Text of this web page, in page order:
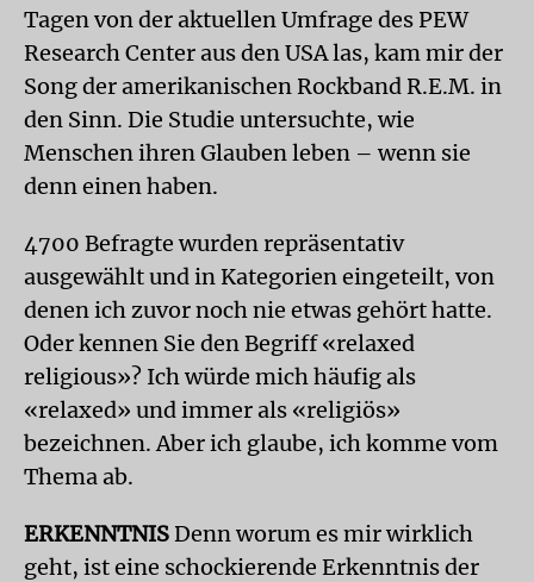
Tagen von der aktuellen Umfrage des PEW
Research Center aus den USA las, kam mir der
Song der amerikanischen Rockband R.E.M. in
den Sinn. Die Studie untersuchte, wie
Menschen ihren Glauben leben – wenn sie
denn einen haben.
4700 Befragte wurden repräsentativ
ausgewählt und in Kategorien eingeteilt, von
denen ich zuvor noch nie etwas gehört hatte.
Oder kennen Sie den Begriff «relaxed
religious»? Ich würde mich häufig als
«relaxed» und immer als «religiös»
bezeichnen. Aber ich glaube, ich komme vom
Thema ab.
ERKENNTNISDenn worum es mir wirklich
geht, ist eine schockierende Erkenntnis der